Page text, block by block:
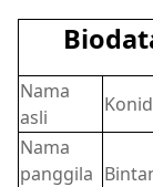
Nama
asli
Nama
panggila